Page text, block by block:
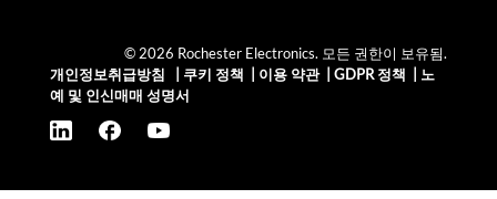
© 2026 Rochester Electronics. 모든 권한이 보유됨.
개인정보취급방침
쿠키 정책 이용 약관| GDPR 정책
노
예 및 인신매매 성명서